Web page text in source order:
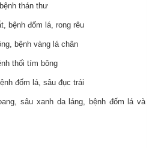
thán thư
bệnh đốm lá, rong rêu
bệnh vàng lá chân
thối tím bông
đốm lá, sâu đục trái
sâu xanh da láng, bệnh đốm lá và